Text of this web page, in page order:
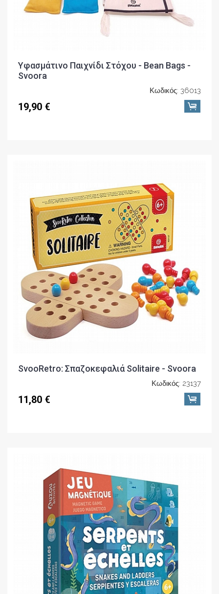
Υφασμάτινο Παιχνίδι Στόχου - Bean Bags -
Svoora
Κωδικός: 36013
19,90 €
SvooRetro: Σπαζοκεφαλιά Solitaire - Svoora
Κωδικός: 23137
11,80 €